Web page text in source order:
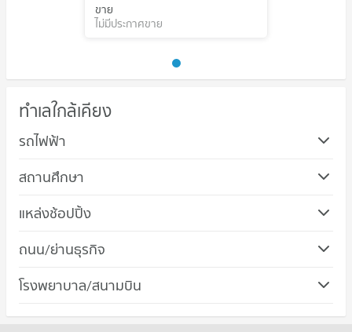
ขาย
ไม่มีประกาศขาย
ทำเลใกล้เคียง
รถไฟฟ้า
สถานศึกษา
คอนโด รร.อัสสัมชัญระยอง
คอนโดให้เช่า รร.อัสสัมชัญระยอง
ขายคอนโด รร.อัสสัมชัญระยอง
แหล่งช้อปปิ้ง
คอนโด โฮมโปร ระยอง
คอนโดให้เช่า โฮมโปร ระยอง
ถนน/ย่านธุรกิจ
คอนโด หาดแสงจันทร์
คอนโดให้เช่า หาดแสงจันทร์
โรงพยาบาล/สนามบิน